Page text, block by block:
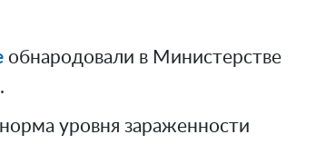
обнародовали в Министерстве
уровня зараженности